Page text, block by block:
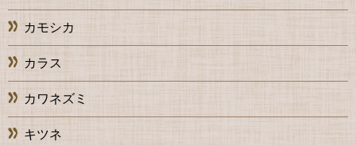
カモシカ
カラス
カワネズミ
キツネ